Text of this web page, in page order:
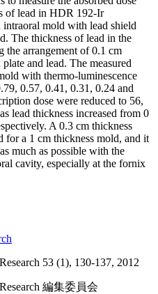
of lead in HDR 192-Ir
intraoral mold with lead shield
The thickness of lead in the
the arrangement of 0.1 cm
and lead. The measured
with thermo-luminescence
0.57, 0.41, 0.31, 0.24 and
dose were reduced to 56,
lead thickness increased from 0
A 0.3 cm thickness
for a 1 cm thickness mold, and it
much as possible with the
cavity, especially at the fornix
53 (1), 130-137, 2012
編集委員会